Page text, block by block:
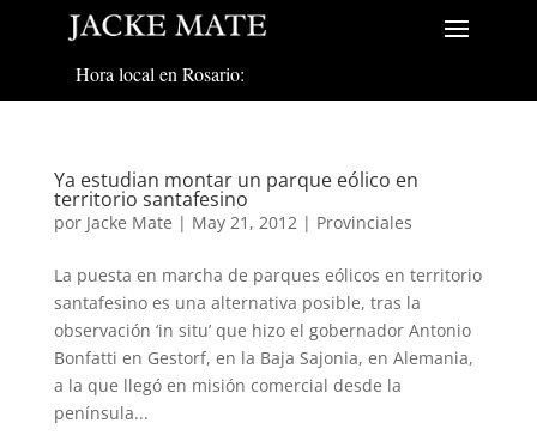
Hora local en Rosario:
Ya estudian montar un parque eólico en
territorio santafesino
por Jacke Mate | May 21, 2012 | Provinciales
La puesta en marcha de parques eólicos en territorio
santafesino es una alternativa posible, tras la
observación ‘in situ’ que hizo el gobernador Antonio
Bonfatti en Gestorf, en la Baja Sajonia, en Alemania,
a la que llegó en misión comercial desde la
península...